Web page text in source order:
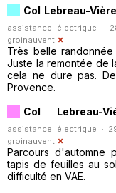
Col Lebreau-
assistance électrique ·
groinauvent
Très belle
Juste la remontée de
cela ne dure pas.
Provence.
Col Lebreau-
assistance électrique ·
groinauvent
Parcours d'automne
tapis de feuilles au
difficulté en VAE.